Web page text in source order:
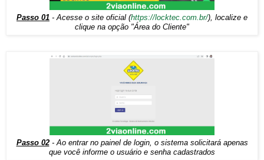
Passo 01 - Acesse o site oficial (https://locktec.com.br/), localize e
clique na opção "Área do Cliente"
Passo 02- Ao entrar no painel de login, o sistema solicitará apenas
que você informe o usuário e senha cadastrados